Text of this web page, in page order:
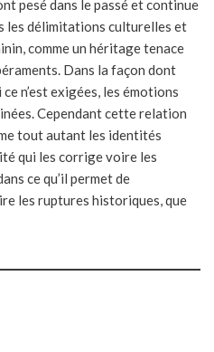
pesé dans le passé et continue
les délimitations culturelles et
comme un héritage tenace
Dans la façon dont
n’est exigées, les émotions
Cependant cette relation
tout autant les identités
qui les corrige voire les
ce qu’il permet de
les ruptures historiques, que